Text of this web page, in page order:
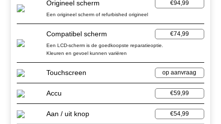
Origineel scherm €94,99
Een origineel scherm of refurbished origineel
Compatibel scherm €74,99
Een LCD-scherm is de goedkoopste reparatieoptie.
Kleuren en gevoel kunnen variëren
Touchscreen op aanvraag
Accu €59,99
Aan / uit knop €54,99